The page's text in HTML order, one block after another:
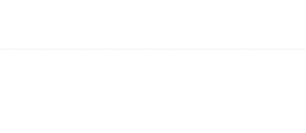
GENTEMSTICK ( ゲンテンスティック ) アパレルSALE一覧